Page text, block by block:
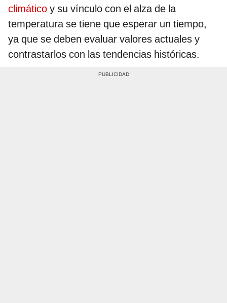
climático y su vínculo con el alza de la
temperatura se tiene que esperar un tiempo,
ya que se deben evaluar valores actuales y
contrastarlos con las tendencias históricas.